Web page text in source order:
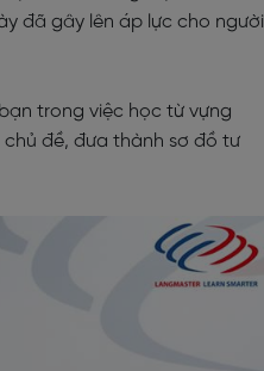
đã gây lên áp lực cho người
trong việc học từ vựng
đề, đưa thành sơ đồ tư